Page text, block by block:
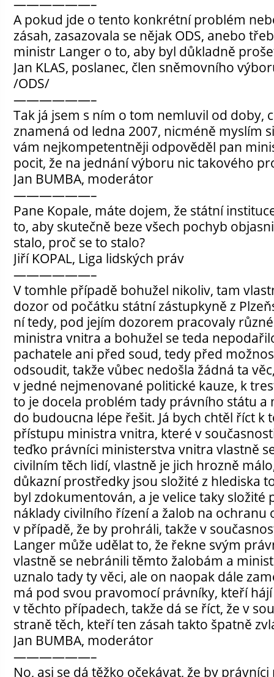
A pokud jde o tento konkrétní problém
zásah, zasazovala se nějak ODS, anebo
ministr Langer o to, aby byl důkladně
Jan KLAS, poslanec, člen sněmovního
/ODS/
——————–
Tak já jsem s ním o tom nemluvil od doby,
znamená od ledna 2007, nicméně myslím
vám nejkompetentněji odpověděl pan
pocit, že na jednání výboru nic takového
Jan BUMBA, moderátor
——————–
Pane Kopale, máte dojem, že státní
to, aby skutečně beze všech pochyb
stalo, proč se to stalo?
Jiří KOPAL, Liga lidských práv
——————–
V tomhle případě bohužel nikoliv, tam
dozor od počátku státní zástupkyně z
ní tedy, pod jejím dozorem pracovaly
ministra vnitra a bohužel se teda
pachatele ani před soud, tedy před
odsoudit, takže vůbec nedošla žádná ta
v jedné nejmenované politické kauze, k
to je docela problém tady právního státu a
do budoucna lépe řešit. Já bych chtěl říct k
přístupu ministra vnitra, které v
teďko právníci ministerstva vnitra vlastně
civilním těch lidí, vlastně je jich hrozně
důkazní prostředky jsou složité z hlediska
byl zdokumentován, a je velice taky složité
náklady civilního řízení a žalob na ochranu
v případě, že by prohráli, takže v
Langer může udělat to, že řekne svým
vlastně se nebránili těmto žalobám a
uznalo tady ty věci, ale on naopak dále
má pod svou pravomocí právníky, kteří
v těchto případech, takže dá se říct, že v
straně těch, kteří ten zásah takto špatně
Jan BUMBA, moderátor
——————–
No, asi se dá těžko očekávat, že by